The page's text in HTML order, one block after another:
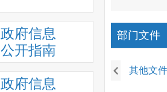
政府信息
公开指南
政府信息
部门文件
其他文件